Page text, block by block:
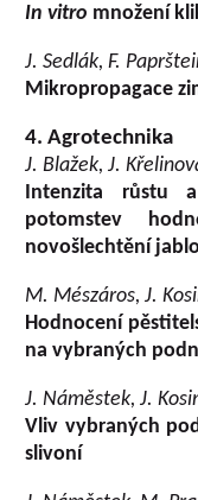
In vitro množení
J. Sedlák, F.
Mikropropagace
4. Agrotechnika
J. Blažek, J.
Intenzita růstu
potomstev
novošlechtění
M. Mészáros, J.
Hodnocení
na vybraných
J. Náměstek, J.
Vliv vybraných
slivoní